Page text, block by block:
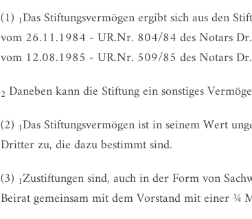
(1) 1Das Stiftungsvermögen ergibt sich aus den
vom 26.11.1984 - UR.Nr. 804/84 des Notars Dr.
vom 12.08.1985 - UR.Nr. 509/85 des Notars Dr.
2 Daneben kann die Stiftung ein sonstiges
(2) 1Das Stiftungsvermögen ist in seinem Wert
Dritter zu, die dazu bestimmt sind.
(3) 1Zustiftungen sind, auch in der Form von
Beirat gemeinsam mit dem Vorstand mit einer ¾